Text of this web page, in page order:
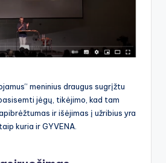
meninius draugus sugrįžtu
jėgų, tikėjimo, kad tam
ir išėjimas į užribius yra
kuria ir GYVENA.